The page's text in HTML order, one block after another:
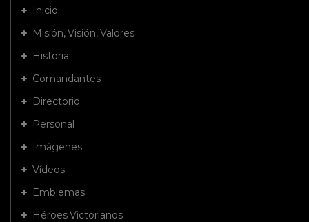
Inicio
Misión, Visión, Valores
Historia
Comandantes
Directorio
Personal
Imágenes
Vídeos
Emblemas
Héroes Victorianos